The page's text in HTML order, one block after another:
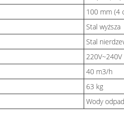
100 mm (4
Stal wyższa
Stal
220V~240V
40 m3/h
63 kg
Wody